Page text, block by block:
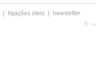
ligações úteis newsletter
®